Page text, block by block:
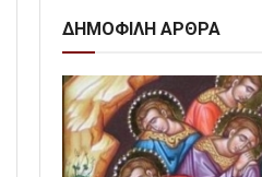
ΔΗΜΟΦΙΛΗ ΑΡΘΡΑ